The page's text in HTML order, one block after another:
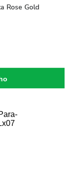
Rose Gold